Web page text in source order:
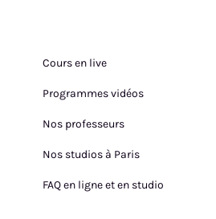
Cours en live
Programmes vidéos
Nos professeurs
Nos studios à Paris
FAQ en ligne et en studio